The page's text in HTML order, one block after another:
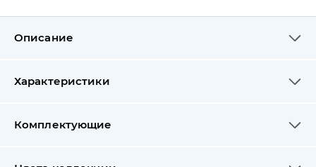
Описание
Характеристики
Комплектующие